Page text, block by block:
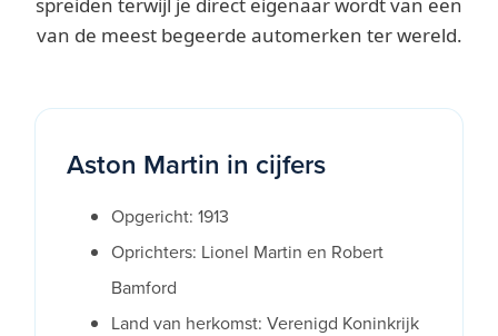
van de meest begeerde automerken ter wereld.
Aston Martin in cijfers
Opgericht: 1913
Oprichters: Lionel Martin en Robert
Bamford
Land van herkomst: Verenigd Koninkrijk